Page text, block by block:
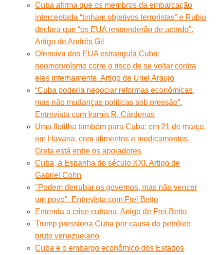
Cuba afirma que os membros da embarcação
interceptada “tinham objetivos terroristas” e Rubio
declara que “os EUA responderão de acordo”.
Artigo de Andrés Gil
Ofensiva dos EUA estrangula Cuba:
neomonroísmo corre o risco de se voltar contra
eles internamente. Artigo de Uriel Araujo
“Cuba poderia negociar reformas econômicas,
mas não mudanças políticas sob pressão”.
Entrevista com Iramis R. Cárdenas
Uma flotilha também para Cuba: em 21 de março,
em Havana, com alimentos e medicamentos.
Greta está entre os apoiadores
Cuba, a Espanha do século XXI. Artigo de
Gabriel Cohn
"Podem derrubar os governos, mas não vencer
um povo". Entrevista com Frei Betto
Entenda a crise cubana. Artigo de Frei Betto
Trump pressiona Cuba por causa do petróleo
bruto venezuelano
Cuba e o embargo econômico dos Estados